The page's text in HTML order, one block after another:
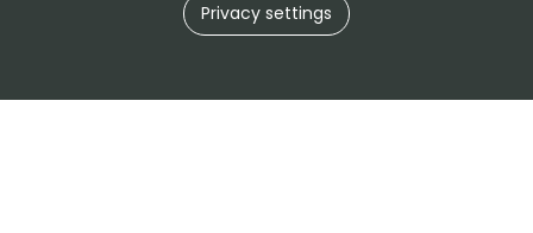
Privacy settings